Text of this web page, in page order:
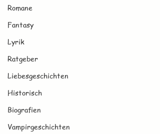
Romane
Fantasy
Lyrik
Ratgeber
Liebesgeschichten
Historisch
Biografien
Vampirgeschichten